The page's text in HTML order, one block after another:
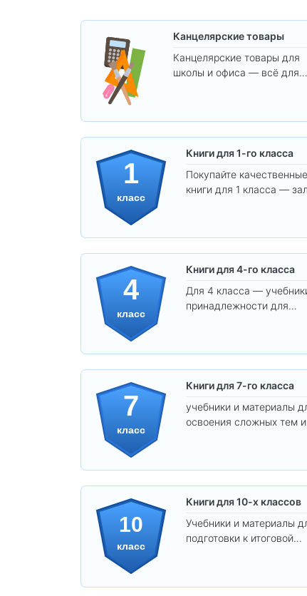
Канцелярские товары
Канцелярские товары для
школы и офиса — всё для
1
класс
Книги для 1-го класса
Покупайте качественные
книги для 1 класса —
4
класс
Книги для 4-го класса
Для 4 класса —
принадлежности для
7
класс
Книги для 7-го класса
учебники и материалы
освоения сложных тем и
10
класс
Книги для 10-х классов
Учебники и материалы
подготовки к итоговой